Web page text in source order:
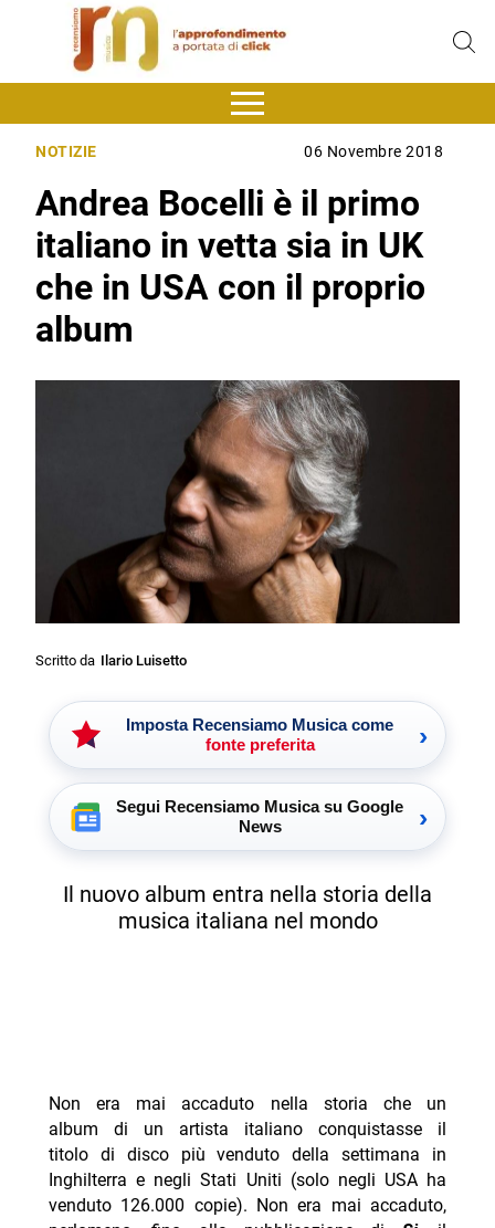
NOTIZIE 06 Novembre 2018
Andrea Bocelli è il primo
italiano in vetta sia in UK
che in USA con il proprio
album
Scritto da Ilario Luisetto
Imposta Recensiamo Musica come
fonte preferita
›
Segui Recensiamo Musica su Google
News
›
Il nuovo album entra nella storia della
musica italiana nel mondo
Non era mai accaduto nella storia che un
album di un artista italiano conquistasse il
titolo di disco più venduto della settimana in
Inghilterra e negli Stati Uniti (solo negli USA ha
venduto 126.000 copie). Non era mai accaduto,